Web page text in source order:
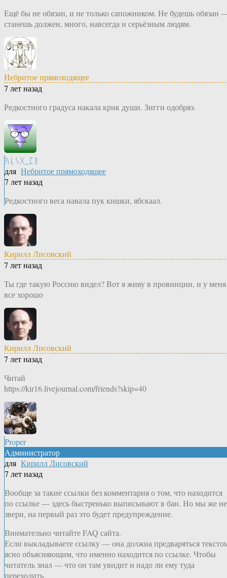
Ещё бы не обязан, и не только сапожником. Не будешь обязан
станешь должен, много, навсегда и серьёзным людям.
Небритое прямоходящее
7 лет назад
Редкостного градуса накала крик души. Зигги одобряэ.
ᚤᚳᛊᚷ_ᛈᚱ
для Небритое прямоходящее
7 лет назад
Редкостного веса навала пук кишки, ябскаал.
Кирилл Лисовский
7 лет назад
Ты где такую Россию видел? Вот я живу в провинции, и у меня
все хорошо
Кирилл Лисовский
7 лет назад
Читай
https://kir16.livejournal.com/friends?skip=40
Proper
Администратор
для Кирилл Лисовский
7 лет назад
Вообще за такие ссылки без комментария о том, что находится
по ссылке — здесь быстренько выписывают в бан. Но мы же не
звери, на первый раз это будет предупреждение.
Внимательно читайте FAQ сайта.
Если выкладываете ссылку — она должна предваряться
ясно объясняющим, что именно находится по ссылке. Чтобы
читатель знал — что он там увидит и надо ли ему туда
переходить.